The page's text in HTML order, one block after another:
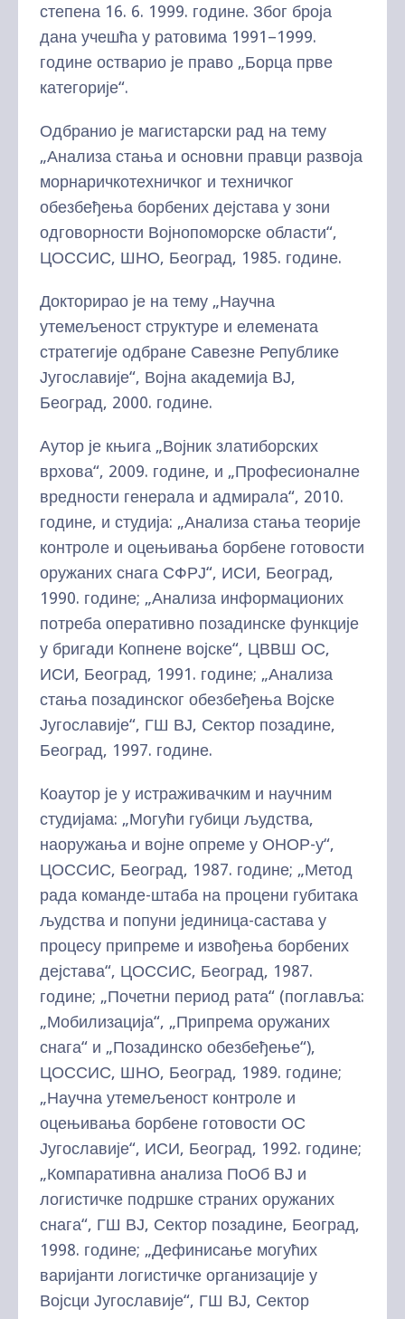
степена 16. 6. 1999. године. Због броја
дана учешћа у ратовима 1991–1999.
године остварио је право „Борца прве
категорије“.
Одбранио је магистарски рад на тему
„Анализа стања и основни правци развоја
морнаричкотехничког и техничког
обезбеђења борбених дејстава у зони
одговорности Војнопоморске области“,
ЦОССИС, ШНО, Београд, 1985. године.
Докторирао је на тему „Научна
утемељеност структуре и елемената
стратегије одбране Савезне Републике
Југославије“, Војна академија ВЈ,
Београд, 2000. године.
Аутор је књига „Војник златиборских
врхова“, 2009. године, и „Професионалне
вредности генерала и адмирала“, 2010.
године, и студија: „Анализа стања теорије
контроле и оцењивања борбене готовости
оружаних снага СФРЈ“, ИСИ, Београд,
1990. године; „Анализа информационих
потреба оперативно позадинске функције
у бригади Копнене војске“, ЦВВШ ОС,
ИСИ, Београд, 1991. године; „Анализа
стања позадинског обезбеђења Војске
Југославије“, ГШ ВЈ, Сектор позадине,
Београд, 1997. године.
Коаутор је у истраживачким и научним
студијама: „Могући губици људства,
наоружања и војне опреме у ОНОР-у“,
ЦОССИС, Београд, 1987. године; „Метод
рада команде-штаба на процени губитака
људства и попуни јединица-састава у
процесу припреме и извођења борбених
дејстава“, ЦОССИС, Београд, 1987.
године; „Почетни период рата“ (поглавља:
„Мобилизација“, „Припрема оружаних
снага“ и „Позадинско обезбеђење“),
ЦОССИС, ШНО, Београд, 1989. године;
„Научна утемељеност контроле и
оцењивања борбене готовости ОС
Југославије“, ИСИ, Београд, 1992. године;
„Компаративна анализа ПоОб ВЈ и
логистичке подршке страних оружаних
снага“, ГШ ВЈ, Сектор позадине, Београд,
1998. године; „Дефинисање могућих
варијанти логистичке организације у
Војсци Југославије“, ГШ ВЈ, Сектор